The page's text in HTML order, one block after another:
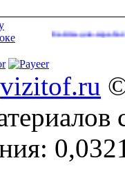
Сайты для заработка в
vizitof.ru